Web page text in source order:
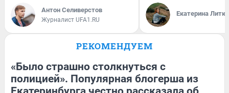
Антон Селиверстов
Журналист UFA1.RU
Екатерина
РЕКОМЕНДУЕМ
«Было страшно столкнуться с
полицией». Популярная блогерша из